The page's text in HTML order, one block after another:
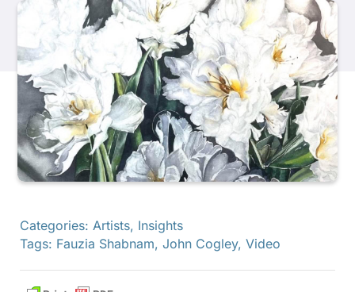
Produkte
Veranstaltungen
Blog
Händler finden
Categories: Artists, Insights
Tags: Fauzia Shabnam, John Cogley, Video